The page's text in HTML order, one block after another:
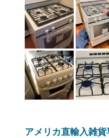
アメリカ直輸入雑貨